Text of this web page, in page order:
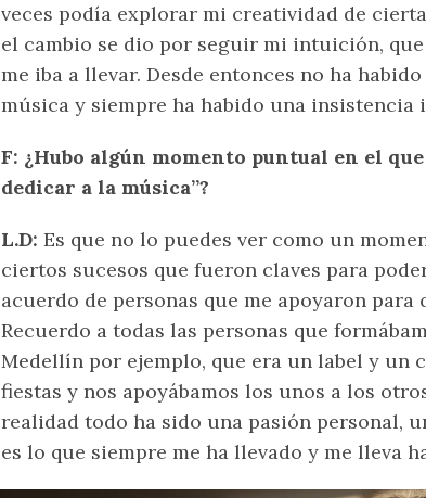
veces podía explorar mi creatividad de
el cambio se dio por seguir mi intuición, que
me iba a llevar. Desde entonces no ha
música y siempre ha habido una insistencia
F: ¿Hubo algún momento puntual en el
dedicar a la música”?
L.D: Es que no lo puedes ver como un
ciertos sucesos que fueron claves para
acuerdo de personas que me apoyaron para
Recuerdo a todas las personas que
Medellín por ejemplo, que era un label y un
fiestas y nos apoyábamos los unos a los
realidad todo ha sido una pasión personal,
es lo que siempre me ha llevado y me lleva